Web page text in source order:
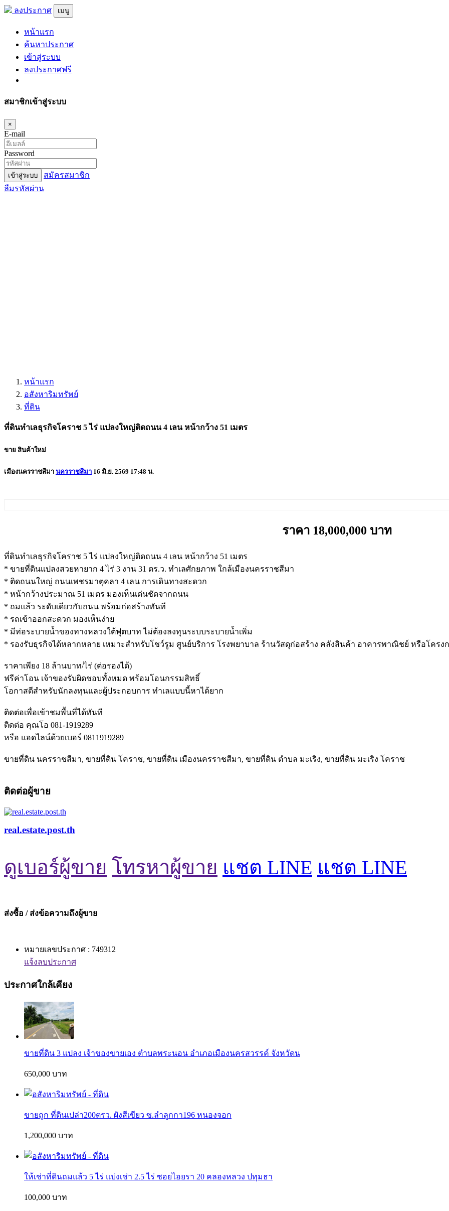
ลงประกาศ เมนู
หน้าแรก
ค้นหาประกาศ
เข้าสู่ระบบ
ลงประกาศฟรี
สมาชิกเข้าสู่ระบบ
×
E-mail
Password
เข้าสู่ระบบ
สมัครสมาชิก
ลืมรหัสผ่าน
หน้าแรก
อสังหาริมทรัพย์
ที่ดิน
ที่ดินทำเลธุรกิจโคราช 5 ไร่ แปลงใหญ่ติดถนน 4 เลน หน้ากว้าง 51 เมตร
ขาย สินค้าใหม่
เมืองนครราชสีมา นครราชสีมา 16 มิ.ย. 2569 17:48 น.
ราคา 18,000,000 บาท
ที่ดินทำเลธุรกิจโคราช 5 ไร่ แปลงใหญ่ติดถนน 4 เลน หน้ากว้าง 51 เมตร
* ขายที่ดินแปลงสวยหายาก 4 ไร่ 3 งาน 31 ตร.ว. ทำเลศักยภาพ ใกล้เมืองนครราชสีมา
* ติดถนนใหญ่ ถนนเพชรมาตุคลา 4 เลน การเดินทางสะดวก
* หน้ากว้างประมาณ 51 เมตร มองเห็นเด่นชัดจากถนน
* ถมแล้ว ระดับเดียวกับถนน พร้อมก่อสร้างทันที
* รถเข้าออกสะดวก มองเห็นง่าย
* มีท่อระบายน้ำของทางหลวงใต้ฟุตบาท ไม่ต้องลงทุนระบบระบายน้ำเพิ่ม
* รองรับธุรกิจได้หลากหลาย เหมาะสำหรับโชว์รูม ศูนย์บริการ โรงพยาบาล ร้านวัสดุก่อสร้าง คลังสินค้า อาคารพาณิชย์ หรือโคร
ราคาเพียง 18 ล้านบาท/ไร่ (ต่อรองได้)
ฟรีค่าโอน เจ้าของรับผิดชอบทั้งหมด พร้อมโอนกรรมสิทธิ์
โอกาสดีสำหรับนักลงทุนและผู้ประกอบการ ทำเลแบบนี้หาได้ยาก
ติดต่อเพื่อเข้าชมพื้นที่ได้ทันที
ติดต่อ คุณโอ 081-1919289
หรือ แอดไลน์ด้วยเบอร์ 0811919289
ขายที่ดิน นครราชสีมา, ขายที่ดิน โคราช, ขายที่ดิน เมืองนครราชสีมา, ขายที่ดิน ตำบล มะเริง, ขายที่ดิน มะเริง โคราช
ติดต่อผู้ขาย
real.estate.post.th
ดูเบอร์ผู้ขาย โทรหาผู้ขาย แชต LINE แชต LINE
ส่งซื้อ / ส่งข้อความถึงผู้ขาย
หมายเลขประกาศ : 749312
แจ้งลบประกาศ
ประกาศใกล้เคียง
ขายที่ดิน 3 แปลง เจ้าของขายเอง ตำบลพระนอน อำเภอเมืองนครสวรรค์ จังหวัดน
650,000 บาท
ขายถูก ที่ดินเปล่า200ตรว. ผังสีเขียว ซ.ลำลูกกา196 หนองจอก
1,200,000 บาท
ให้เช่าที่ดินถมแล้ว 5 ไร่ แบ่งเช่า 2.5 ไร่ ซอยไอยรา 20 คลองหลวง ปทุมธา
100,000 บาท